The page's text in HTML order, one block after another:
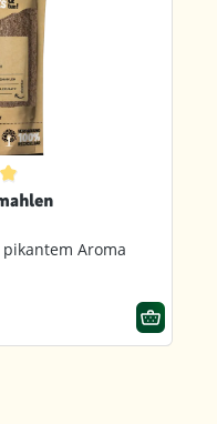
Bewertung von 4.9 von 5 Sternen
Aroma